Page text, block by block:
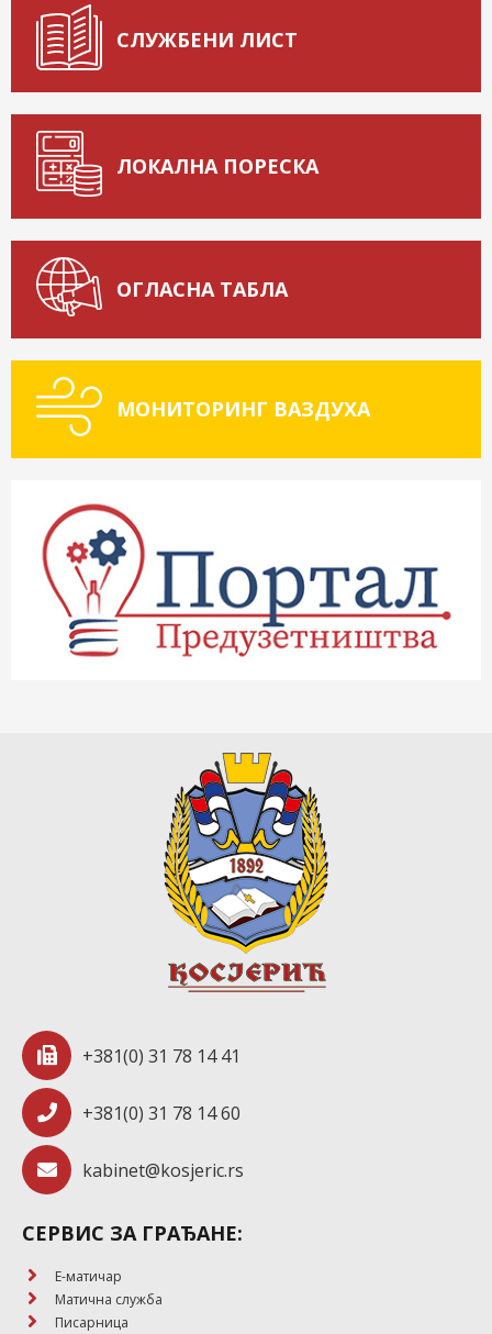
СЛУЖБЕНИ ЛИСТ
ЛОКАЛНА ПОРЕСКА
ОГЛАСНА ТАБЛА
МОНИТОРИНГ ВАЗДУХА
+381(0) 31 78 14 41
+381(0) 31 78 14 60
kabinet@kosjeric.rs
СЕРВИС ЗА ГРАЂАНЕ:
E-матичар
Матична служба
Писарница